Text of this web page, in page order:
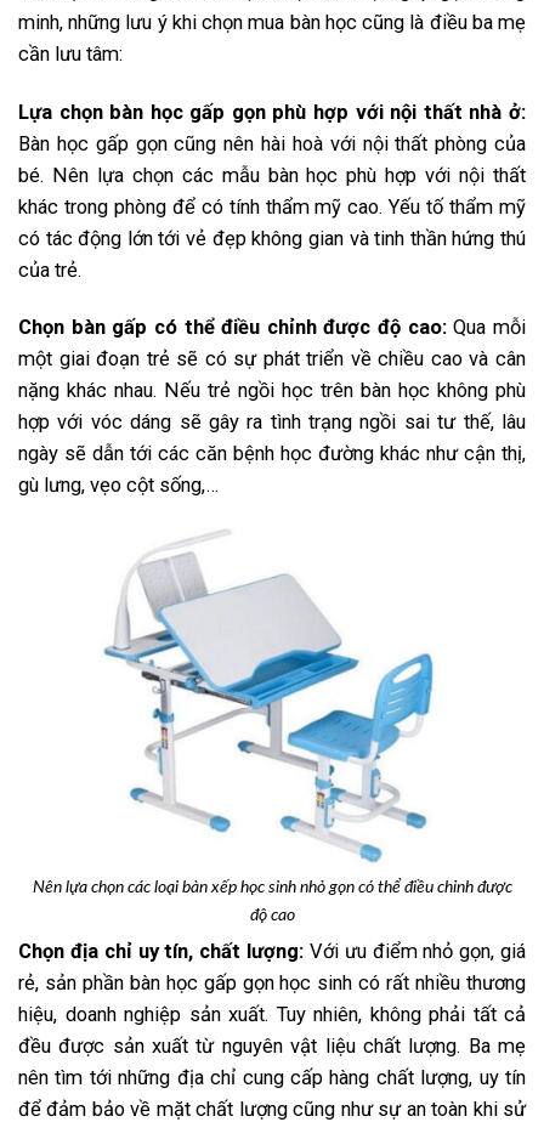
minh, những lưu ý khi chọn mua bàn học cũng là điều ba mẹ
cần lưu tâm:
Lựa chọn bàn học gấp gọn phù hợp với nội thất nhà ở:
Bàn học gấp gọn cũng nên hài hoà với nội thất phòng của
bé. Nên lựa chọn các mẫu bàn học phù hợp với nội thất
khác trong phòng để có tính thẩm mỹ cao. Yếu tố thẩm mỹ
có tác động lớn tới vẻ đẹp không gian và tinh thần hứng thú
của trẻ.
Chọn bàn gấp có thể điều chỉnh được độ cao:Qua mỗi
một giai đoạn trẻ sẽ có sự phát triển về chiều cao và cân
nặng khác nhau. Nếu trẻ ngồi học trên bàn học không phù
hợp với vóc dáng sẽ gây ra tình trạng ngồi sai tư thế, lâu
ngày sẽ dẫn tới các căn bệnh học đường khác như cận thị,
gù lưng, vẹo cột sống,…
Nên lựa chọn các loại bàn xếp học sinh nhỏ gọn có thể điều chỉnh được
độ cao
Chọn địa chỉ uy tín, chất lượng: Với ưu điểm nhỏ gọn, giá
rẻ, sản phần bàn học gấp gọn học sinh có rất nhiều thương
hiệu, doanh nghiệp sản xuất. Tuy nhiên, không phải tất cả
đều được sản xuất từ nguyên vật liệu chất lượng. Ba mẹ
nên tìm tới những địa chỉ cung cấp hàng chất lượng, uy tín
để đảm bảo về mặt chất lượng cũng như sự an toàn khi sử